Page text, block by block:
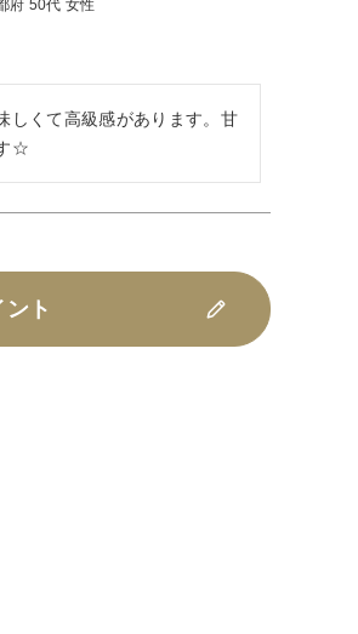
府 50代 女性
しくて高級感があります。甘
☆
ト